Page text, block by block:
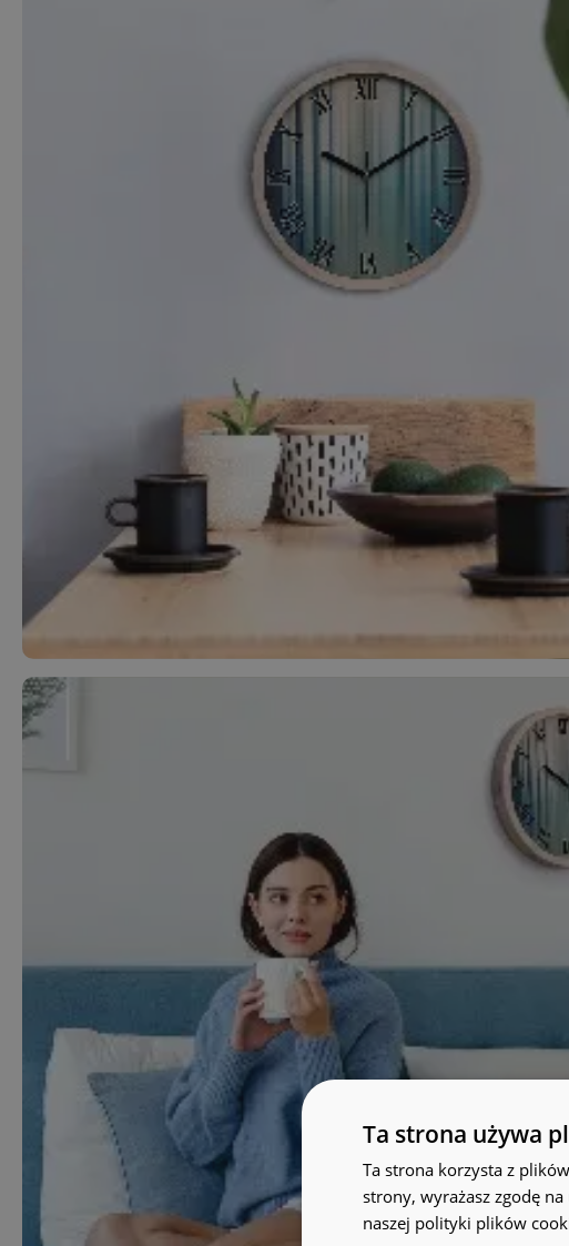
Dobrej jakości produkt, szybka dostawa.
Ta strona używa
Ta strona korzysta z
strony, wyrażasz zgodę
naszej polityki plików